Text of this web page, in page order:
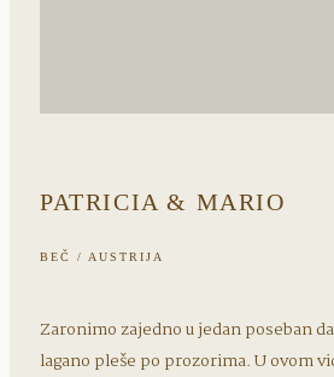
PATRICIA & MARIO
BEČ / AUSTRIJA
Zaronimo zajedno u jedan poseban
lagano pleše po prozorima. U ovom